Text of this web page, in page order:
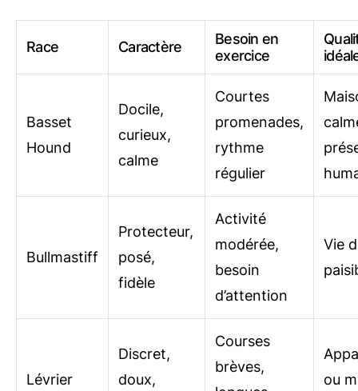
Race Caractère
Besoin en
exercice
Basset
Hound
Docile,
curieux,
calme
Courtes
promenades,
rythme
régulier
Bullmastiff
Protecteur,
posé,
fidèle
Activité
modérée,
besoin
d’attention
Vie
Lévrier
Discret,
doux,
Courses
brèves,
ou